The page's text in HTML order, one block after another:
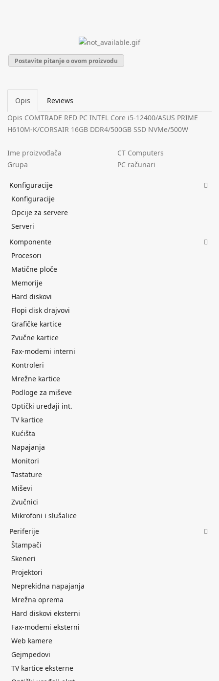
Postavite pitanje o ovom proizvodu
Opis
Reviews
Opis COMTRADE RED PC INTEL Core i5-12400/ASUS PRIME
H610M-K/CORSAIR 16GB DDR4/500GB SSD NVMe/500W
Ime proizvođača
CT Computers
Grupa
PC računari
Konfiguracije
Konfiguracije
Opcije za servere
Serveri
Komponente
Procesori
Matične ploče
Memorije
Hard diskovi
Flopi disk drajvovi
Grafičke kartice
Zvučne kartice
Fax-modemi interni
Kontroleri
Mrežne kartice
Podloge za miševe
Optički uređaji int.
TV kartice
Kućišta
Napajanja
Monitori
Tastature
Miševi
Zvučnici
Mikrofoni i slušalice
Periferije
Štampači
Skeneri
Projektori
Neprekidna napajanja
Mrežna oprema
Hard diskovi eksterni
Fax-modemi eksterni
Web kamere
Gejmpedovi
TV kartice eksterne